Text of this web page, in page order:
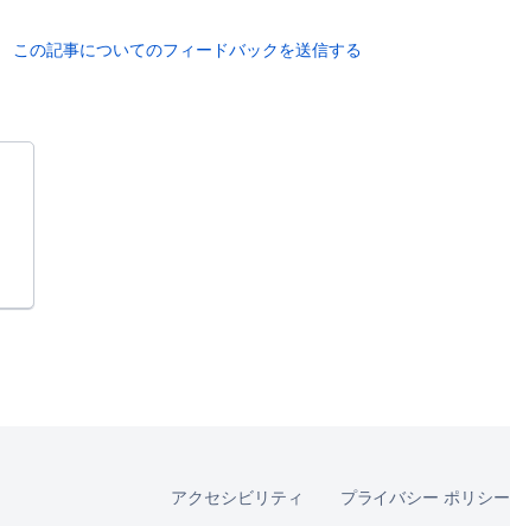
この記事についてのフィードバックを送信する
アクセシビリティ プライバシー ポリシー